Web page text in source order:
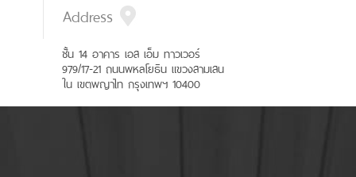
Address
ชั้น 14 อาคาร เอส เอ็ม ทาวเวอร์
979/17-21 ถนนพหลโยธิน แขวงสามเสน
ใน เขตพญาไท กรุงเทพฯ 10400